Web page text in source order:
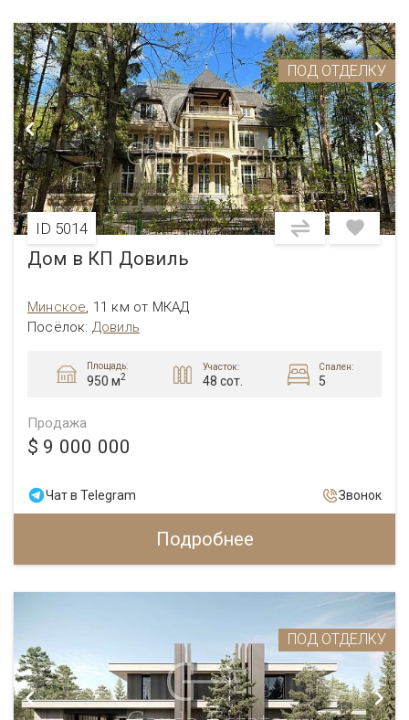
ПОД ОТДЕЛКУ
ID 5014
Дом в КП Довиль
Минское, 11 км от МКАД
Посёлок: Довиль
Площадь:
950 м2
Участок:
48 сот.
Спален:
5
Продажа
$ 9 000 000
Чат в Telegram Звонок
Подробнее
ПОД ОТДЕЛКУ